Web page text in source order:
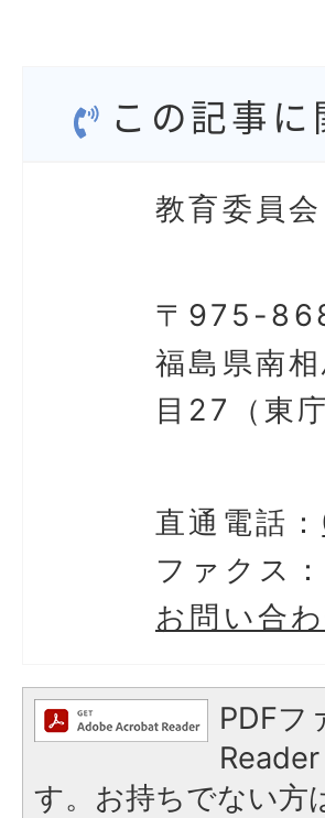
この記事
教育委員
〒975-
福島県南
目27（東
直通電話：
ファクス：
お問い合
PDFフ
す。お持ちでない方